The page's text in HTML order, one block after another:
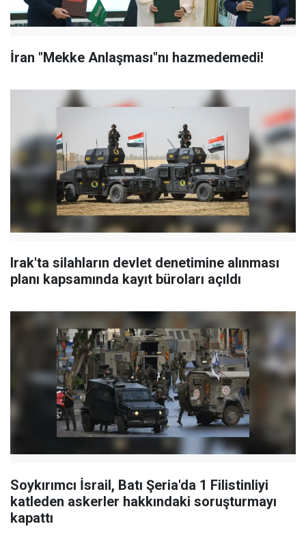
İran "Mekke Anlaşması"nı hazmedemedi!
Irak'ta silahların devlet denetimine alınması
planı kapsamında kayıt büroları açıldı
Soykırımcı İsrail, Batı Şeria'da 1 Filistinliyi
katleden askerler hakkındaki soruşturmayı
kapattı